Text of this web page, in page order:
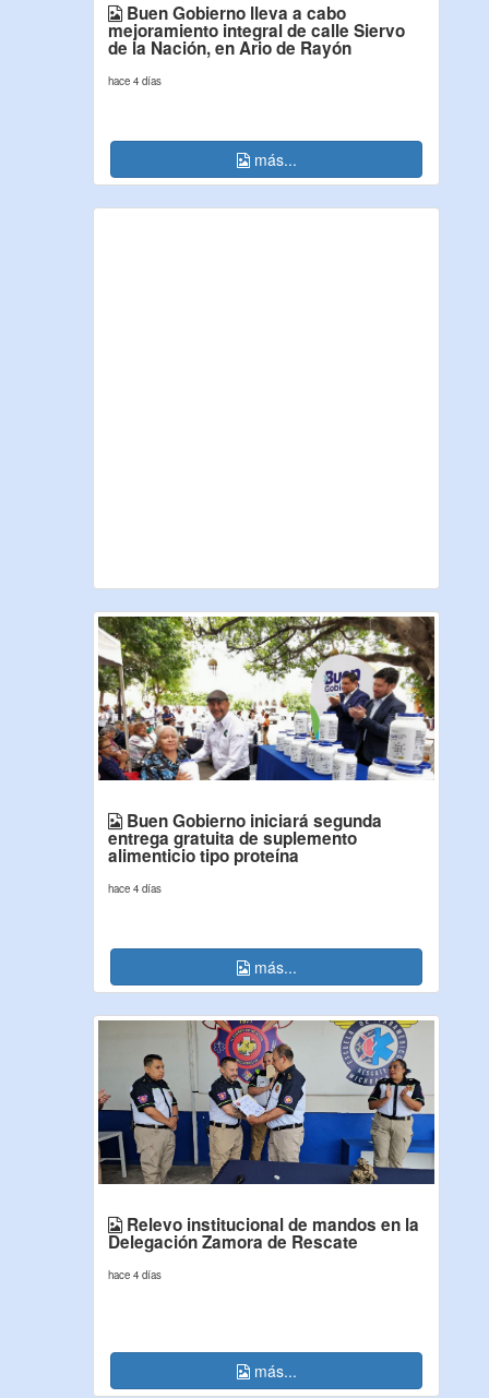
Buen Gobierno lleva a cabo
mejoramiento integral de calle Siervo
de la Nación, en Ario de Rayón
hace 4 días
más...
Buen Gobierno iniciará segunda
entrega gratuita de suplemento
alimenticio tipo proteína
hace 4 días
más...
Relevo institucional de mandos en la
Delegación Zamora de Rescate
hace 4 días
más...